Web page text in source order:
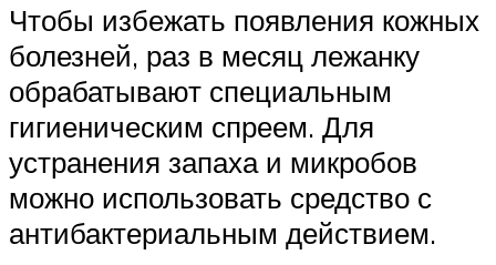
Чтобы избежать появления кожных
болезней, раз в месяц лежанку
обрабатывают специальным
гигиеническим спреем. Для
устранения запаха и микробов
можно использовать средство с
антибактериальным действием.